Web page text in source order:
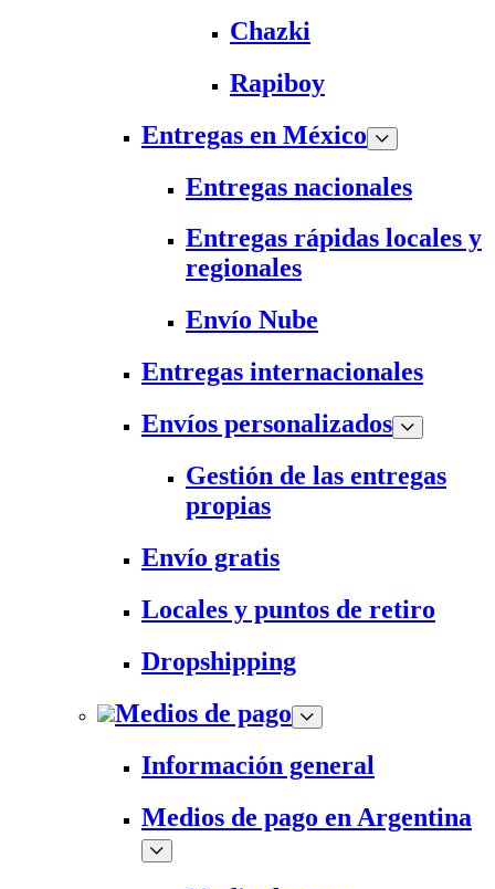
Chazki
Rapiboy
Entregas en México
Entregas nacionales
Entregas rápidas locales y
regionales
Envío Nube
Entregas internacionales
Envíos personalizados
Gestión de las entregas
propias
Envío gratis
Locales y puntos de retiro
Dropshipping
Medios de pago
Información general
Medios de pago en Argentina